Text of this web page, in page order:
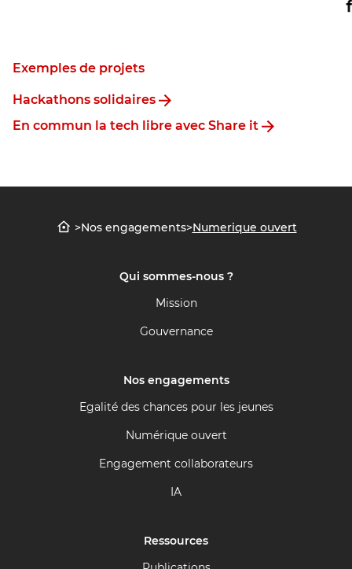
Exemples de projets
Hackathons solidaires
En commun la tech libre avec Share it
>Nos engagements>Numerique ouvert
Qui sommes-nous ?
Mission
Gouvernance
Nos engagements
Egalité des chances pour les jeunes
Numérique ouvert
Engagement collaborateurs
IA
Ressources